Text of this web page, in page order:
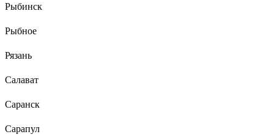
Рыбинск
Рыбное
Рязань
Салават
Саранск
Сарапул